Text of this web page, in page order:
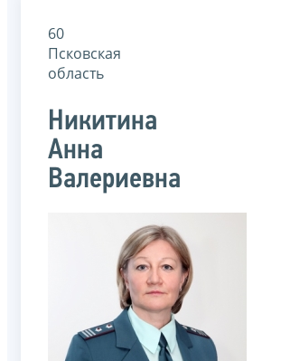
60
Псковская
область
Никитина
Анна
Валериевна